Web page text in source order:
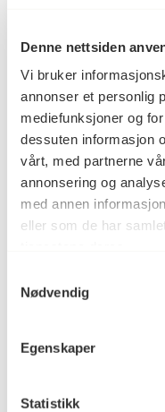
Denne nettsiden
Vi bruker
annonser et personlig
mediefunksjoner og
dessuten informasjon
vårt, med partnerne
annonsering og
med annen
eller som de har
Nødvendig
Egenskaper
Statistikk
Ferdigstilt dato
Prosjektansvarlig Dag
Kunstkonsulent(er)
i kunstutvalget
Per
Byggherre